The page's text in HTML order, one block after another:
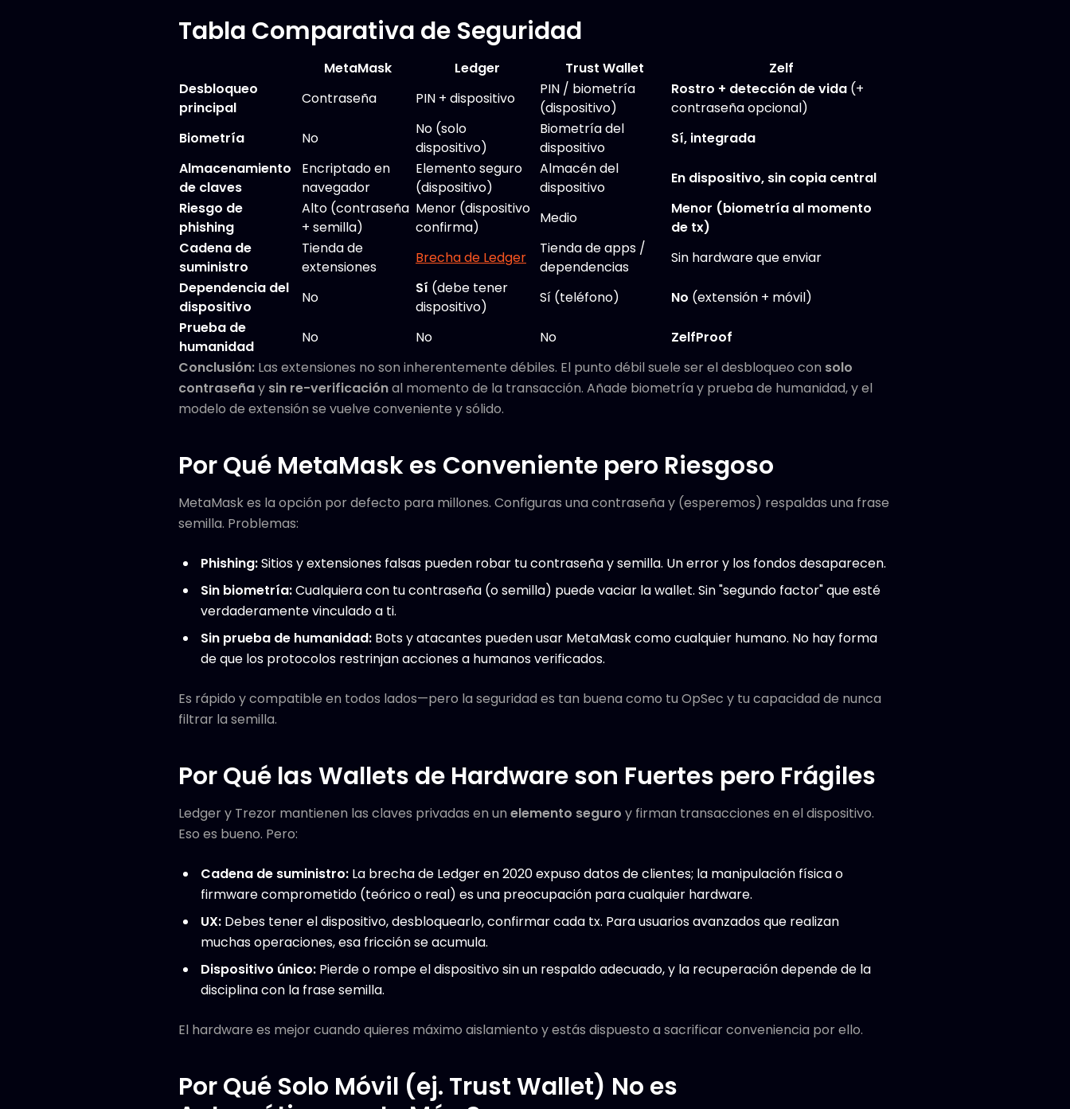
Tabla Comparativa de Seguridad
MetaMask Ledger Trust Wallet
Zelf
Desbloqueo
principal
Contraseña PIN + dispositivo
PIN / biometría
(dispositivo)
Rostro + detección de vida (+
contraseña opcional)
Biometría
No
No (solo
dispositivo)
Biometría del
dispositivo
Sí, integrada
Almacenamiento
de claves
Encriptado en
navegador
Elemento seguro
(dispositivo)
Almacén del
dispositivo
En dispositivo, sin copia central
Riesgo de
phishing
Alto (contraseña
+ semilla)
Menor (dispositivo
confirma)
Medio
Menor (biometría al momento
de tx)
Cadena de
suministro
Tienda de
extensiones
Brecha de Ledger
Tienda de apps /
dependencias
Sin hardware que enviar
Dependencia del
dispositivo
No
Sí (debe tener
dispositivo)
Sí (teléfono) No (extensión + móvil)
Prueba de
humanidad
No No No
ZelfProof
Conclusión: Las extensiones no son inherentemente débiles. El punto débil suele ser el desbloqueo con solo
contraseñay sin re-verificaciónal momento de la transacción. Añade biometría y prueba de humanidad, y el
modelo de extensión se vuelve conveniente y sólido.
Por Qué MetaMask es Conveniente pero Riesgoso
MetaMask es la opción por defecto para millones. Configuras una contraseña y (esperemos) respaldas una frase
semilla. Problemas:
Phishing:Sitios y extensiones falsas pueden robar tu contraseña y semilla. Un error y los fondos desaparecen.
Sin biometría:Cualquiera con tu contraseña (o semilla) puede vaciar la wallet. Sin "segundo factor" que esté
verdaderamente vinculado a ti.
Sin prueba de humanidad: Bots y atacantes pueden usar MetaMask como cualquier humano. No hay forma
de que los protocolos restrinjan acciones a humanos verificados.
Es rápido y compatible en todos lados—pero la seguridad es tan buena como tu OpSec y tu capacidad de nunca
filtrar la semilla.
Por Qué las Wallets de Hardware son Fuertes pero Frágiles
Ledger y Trezor mantienen las claves privadas en un elemento seguro y firman transacciones en el dispositivo.
Eso es bueno. Pero:
Cadena de suministro: La brecha de Ledger en 2020 expuso datos de clientes; la manipulación física o
firmware comprometido (teórico o real) es una preocupación para cualquier hardware.
UX: Debes tener el dispositivo, desbloquearlo, confirmar cada tx. Para usuarios avanzados que realizan
muchas operaciones, esa fricción se acumula.
Dispositivo único: Pierde o rompe el dispositivo sin un respaldo adecuado, y la recuperación depende de la
disciplina con la frase semilla.
El hardware es mejor cuando quieres máximo aislamiento y estás dispuesto a sacrificar conveniencia por ello.
Por Qué Solo Móvil (ej. Trust Wallet) No es